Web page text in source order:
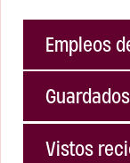
Empleos
Guardados
Vistos